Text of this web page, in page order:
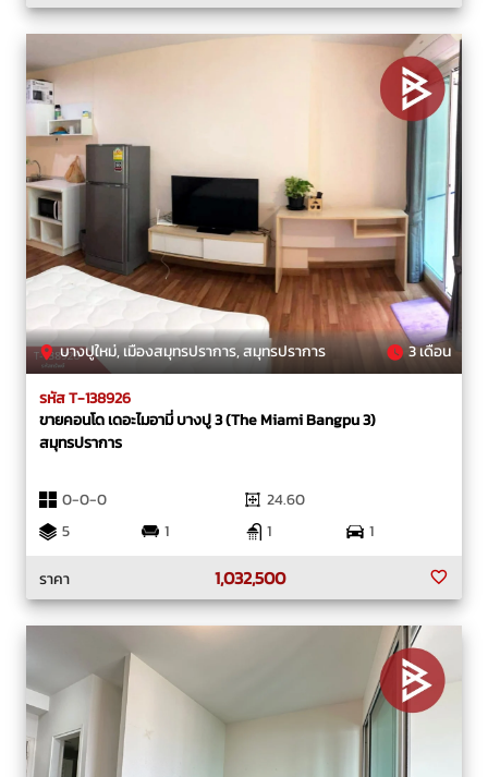
บางปูใหม่, เมืองสมุทรปราการ, สมุทรปราการ 3 เดือน
รหัส T-138926
ขายคอนโด เดอะไมอามี่ บางปู 3 (The Miami Bangpu 3)
สมุทรปราการ
0-0-0
24.60
5
1 1
1
ราคา
1,032,500